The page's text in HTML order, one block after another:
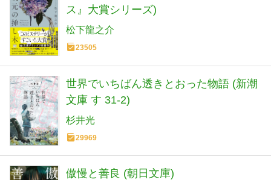
ス』大賞シリーズ)
松下龍之介
23505
世界でいちばん透きとおった物語 (新潮
文庫 す 31-2)
杉井光
29969
傲慢と善良 (朝日文庫)